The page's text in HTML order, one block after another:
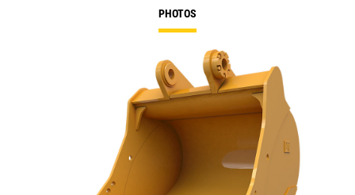
PHOTOS